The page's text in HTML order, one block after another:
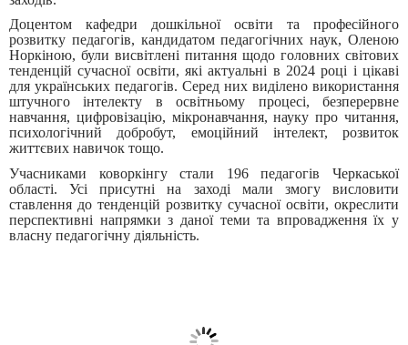
Доцентом кафедри дошкільної освіти та професійного
розвитку педагогів, кандидатом педагогічних наук, Оленою
Норкіною, були висвітлені питання щодо головних світових
тенденцій сучасної освіти, які актуальні в 2024 році і цікаві
для українських педагогів. Серед них виділено використання
штучного інтелекту в освітньому процесі, безперервне
навчання, цифровізацію, мікронавчання, науку про читання,
психологічний добробут, емоційний інтелект, розвиток
життєвих навичок тощо.
Учасниками коворкінгу стали 196 педагогів Черкаської
області. Усі присутні на заході мали змогу висловити
ставлення до тенденцій розвитку сучасної освіти, окреслити
перспективні напрямки з даної теми та впровадження їх у
власну педагогічну діяльність.